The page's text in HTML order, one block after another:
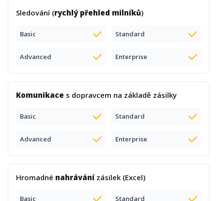
Sledování (rychlý přehled milníků)
Basic Standard
Advanced Enterprise
Komunikace s dopravcem na základě zásilky
Basic Standard
Advanced Enterprise
Hromadné nahrávánízásilek (Excel)
Basic Standard